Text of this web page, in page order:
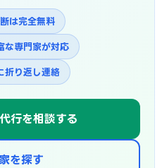
は完全無料
な専門家が対応
折り返し連絡
行を相談する
を探す